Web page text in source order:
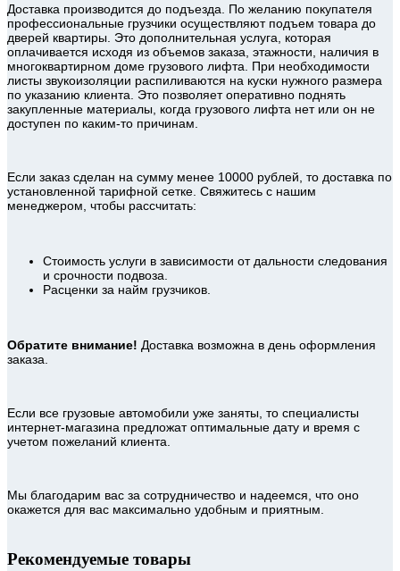
Доставка производится до подъезда. По желанию покупателя
профессиональные грузчики осуществляют подъем товара до
дверей квартиры. Это дополнительная услуга, которая
оплачивается исходя из объемов заказа, этажности, наличия в
многоквартирном доме грузового лифта. При необходимости
листы звукоизоляции распиливаются на куски нужного размера
по указанию клиента. Это позволяет оперативно поднять
закупленные материалы, когда грузового лифта нет или он не
доступен по каким-то причинам.
Если заказ сделан на сумму менее 10000 рублей, то доставка по
установленной тарифной сетке. Свяжитесь с нашим
менеджером, чтобы рассчитать:
Стоимость услуги в зависимости от дальности следования
и срочности подвоза.
Расценки за найм грузчиков.
Обратите внимание! Доставка возможна в день оформления
заказа.
Если все грузовые автомобили уже заняты, то специалисты
интернет-магазина предложат оптимальные дату и время с
учетом пожеланий клиента.
Мы благодарим вас за сотрудничество и надеемся, что оно
окажется для вас максимально удобным и приятным.
Рекомендуемые товары